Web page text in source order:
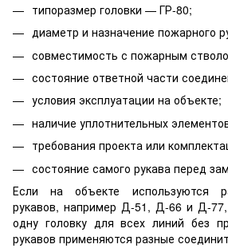
типоразмер головки — ГР-80;
диаметр и назначение пожарного
совместимость с пожарным
состояние ответной части
условия эксплуатации на объекте;
наличие уплотнительных
требования проекта или
состояние самого рукава перед
Если на объекте используются
рукавов, например Д-51, Д-66 и Д-
одну головку для всех линий без
рукавов применяются разные